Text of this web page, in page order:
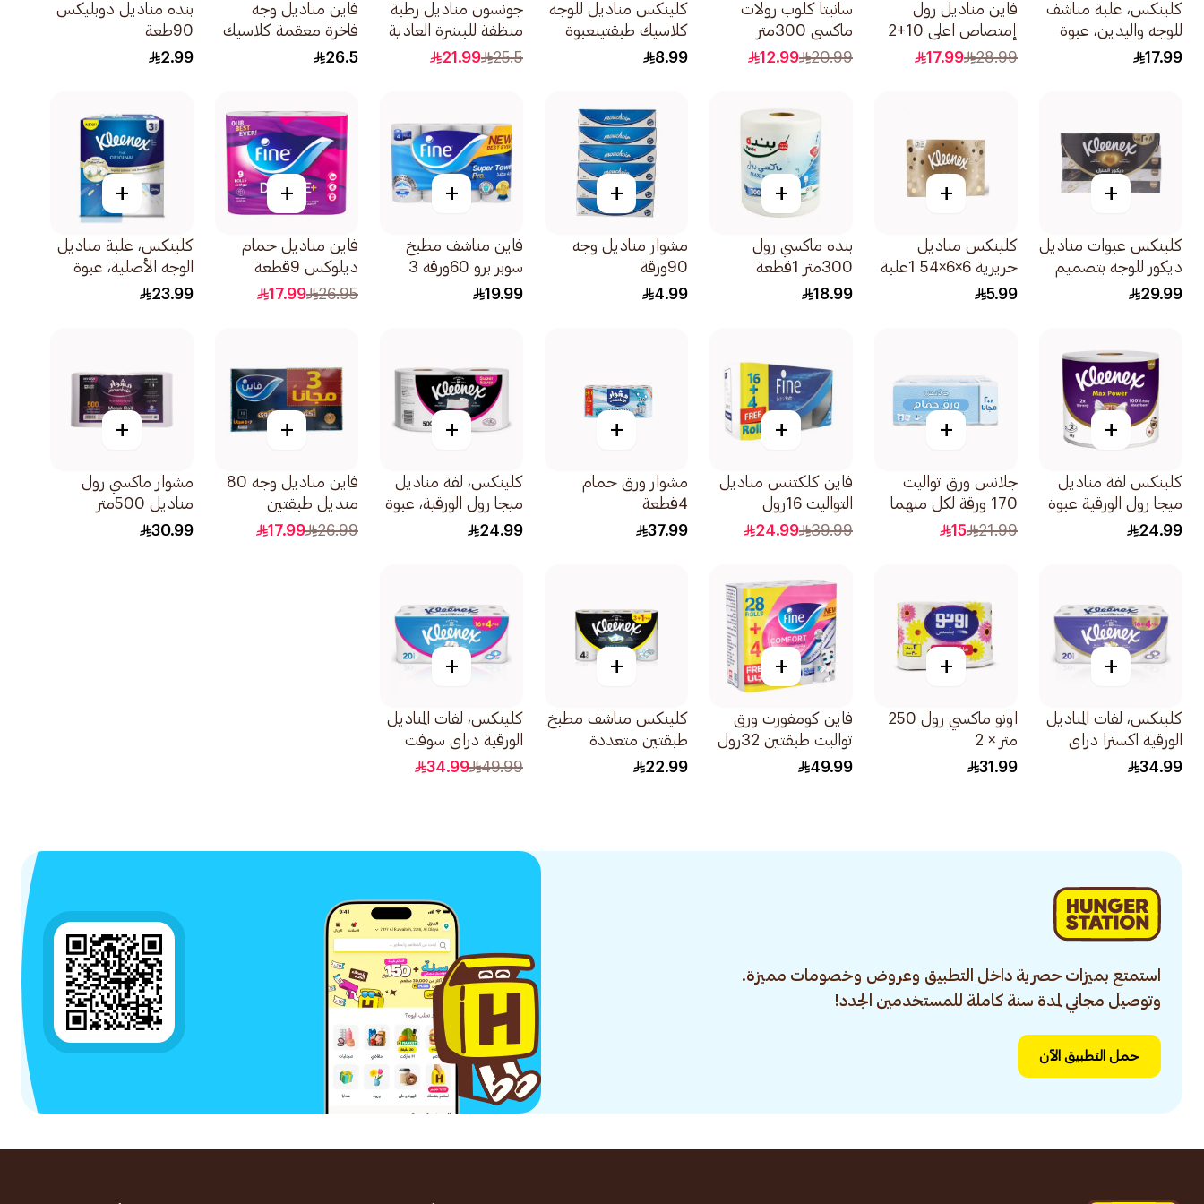
كلينكس، علبة مناشف
للوجه واليدين، عبوة
تحتوي على 90قطعة
17.99
فاين مناديل رول
إمتصاص اعلى 10+2
مجانا1قطعة
28.99
17.99
سانيتا كلوب رولات
ماكسي 300متر
20.99
12.99
كلينكس مناديل للوجه
كلاسيك طبقتينعبوة
152منديل
8.99
جونسون مناديل رطبة
منظفة للبشرة العادية
25منديل
25.5
21.99
فاين مناديل وجه
فاخرة معقمة كلاسيك
14قطع
26.5
بنده مناديل دوبليكس
90طعة
2.99
+
كلينكس عبوات مناديل
ديكور للوجه بتصميم
عربي 10 قطع
29.99
+
كلينكس مناديل
حريرية 6×6×54 1علبة
5.99
+
بنده ماكسي رول
300متر 1قطعة
18.99
+
مشوار مناديل وجه
90ورقة
4.99
+
فاين مناشف مطبخ
سوبر برو 60ورقة 3
طبقات 4رول
19.99
+
فاين مناديل حمام
ديلوكس 9قطعة
26.95
17.99
+
كلينكس، علبة مناديل
الوجه الأصلية، عبوة
23.99
+
كلينكس لفة مناديل
ميجا رول الورقية عبوة
تحتوي على لفة واحدة
24.99
+
جلانس ورق تواليت
170 ورقة لكل منهما
2رول
21.99
15
+
فاين كلكتنس مناديل
التواليت 16رول
39.99
24.99
+
مشوار ورق حمام
4قطعة
37.99
+
كلينكس، لفة مناديل
ميجا رول الورقية، عبوة
تحتوي على لفتين
24.99
+
فاين مناديل وجه 80
منديل طبقتين
مزدوجة 7قطعة
26.99
17.99
+
مشوار ماكسي رول
مناديل 500متر
30.99
+
كلينكس، لفات المناديل
الورقية اكسترا دراي
للحمامات 20 رول
34.99
+
اونو ماكسي رول 250
متر × 2
31.99
+
فاين كومفورت ورق
تواليت طبقتين 32رول
49.99
+
كلينكس مناشف مطبخ
طبقتين متعددة
الاستخدامات 4كبسولة
22.99
+
كلينكس، لفات المناديل
الورقية دراي سوفت
للحمامات 20 رول
49.99
34.99
استمتع بميزات حصرية داخل التطبيق وعروض وخصومات مميزة.
وتوصيل مجاني لمدة سنة كاملة للمستخدمين الجدد!
حمل التطبيق الآن